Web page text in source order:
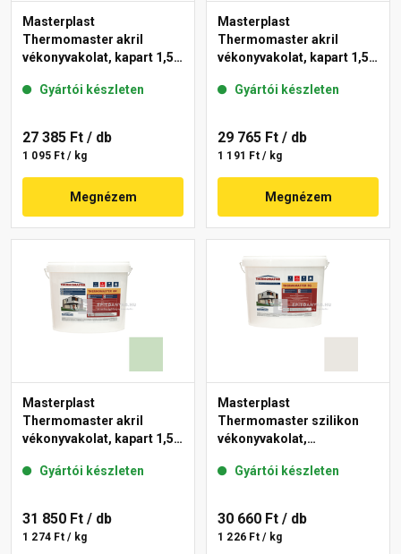
Masterplast
Thermomaster akril
vékonyvakolat, kapart 1,5
Gyártói készleten
27 385 Ft / db
1 095 Ft / kg
Megnézem
Masterplast
Thermomaster akril
vékonyvakolat, kapart 1,5
Gyártói készleten
29 765 Ft / db
1 191 Ft / kg
Megnézem
Masterplast
Thermomaster akril
vékonyvakolat, kapart 1,5
Gyártói készleten
31 850 Ft / db
1 274 Ft / kg
Masterplast
Thermomaster szilikon
vékonyvakolat,
45-F 25 kg
Gyártói készleten
30 660 Ft / db
1 226 Ft / kg